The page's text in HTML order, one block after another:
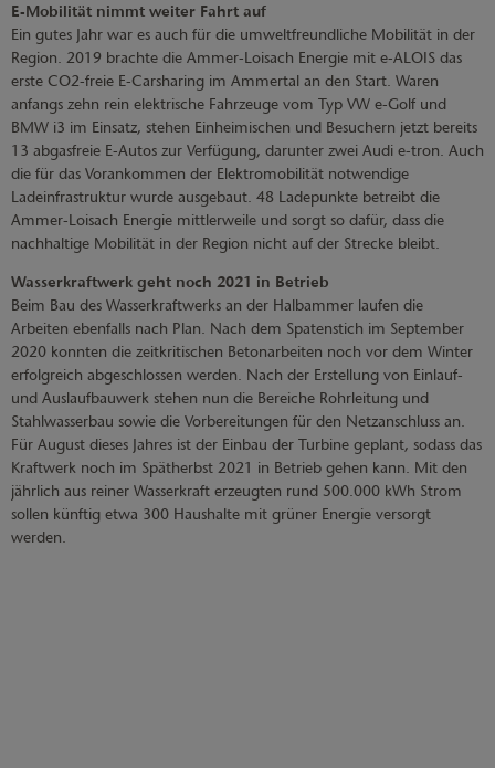
E-Mobilität nimmt weiter Fahrt auf
Ein gutes Jahr war es auch für die umweltfreundliche Mobilität in der
Region. 2019 brachte die Ammer-Loisach Energie mit e-ALOIS das
erste CO2-freie E-Carsharing im Ammertal an den Start. Waren
anfangs zehn rein elektrische Fahrzeuge vom Typ VW e-Golf und
BMW i3 im Einsatz, stehen Einheimischen und Besuchern jetzt bereits
13 abgasfreie E-Autos zur Verfügung, darunter zwei Audi e-tron. Auch
die für das Vorankommen der Elektromobilität notwendige
Ladeinfrastruktur wurde ausgebaut. 48 Ladepunkte betreibt die
Ammer-Loisach Energie mittlerweile und sorgt so dafür, dass die
nachhaltige Mobilität in der Region nicht auf der Strecke bleibt.
Wasserkraftwerk geht noch 2021 in Betrieb
Beim Bau des Wasserkraftwerks an der Halbammer laufen die
Arbeiten ebenfalls nach Plan. Nach dem Spatenstich im September
2020 konnten die zeitkritischen Betonarbeiten noch vor dem Winter
erfolgreich abgeschlossen werden. Nach der Erstellung von Einlauf-
und Auslaufbauwerk stehen nun die Bereiche Rohrleitung und
Stahlwasserbau sowie die Vorbereitungen für den Netzanschluss an.
Für August dieses Jahres ist der Einbau der Turbine geplant, sodass das
Kraftwerk noch im Spätherbst 2021 in Betrieb gehen kann. Mit den
jährlich aus reiner Wasserkraft erzeugten rund 500.000 kWh Strom
sollen künftig etwa 300 Haushalte mit grüner Energie versorgt
werden.